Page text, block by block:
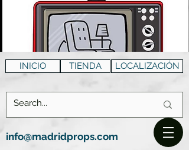
INICIO TIENDA LOCALIZACIÓN
info@madridprops.com